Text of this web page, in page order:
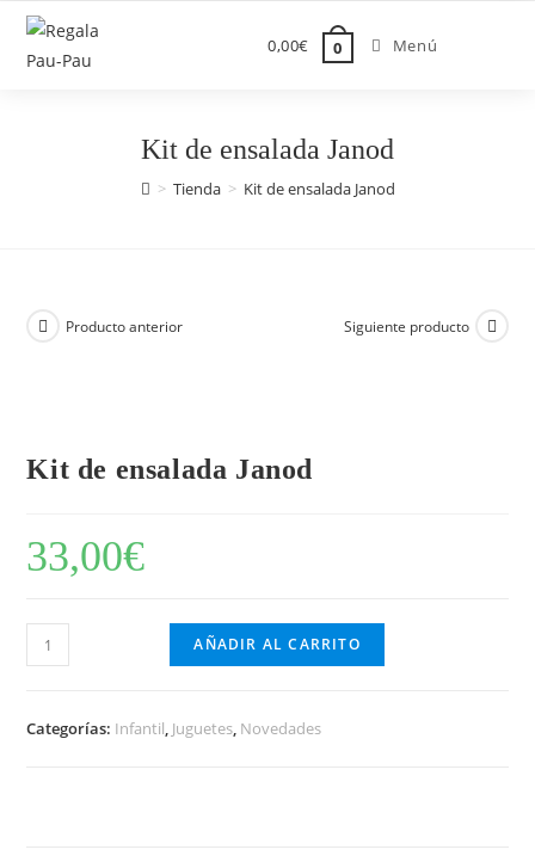
Saltar
contenido
0,00€ 0 Menú
Kit de ensalada Janod
> Tienda > Kit de ensalada Janod
Producto anterior Siguiente producto
Kit de ensalada Janod
33,00€
Kit
de
Janod
AÑADIR AL CARRITO
Categorías: Infantil, Juguetes, Novedades